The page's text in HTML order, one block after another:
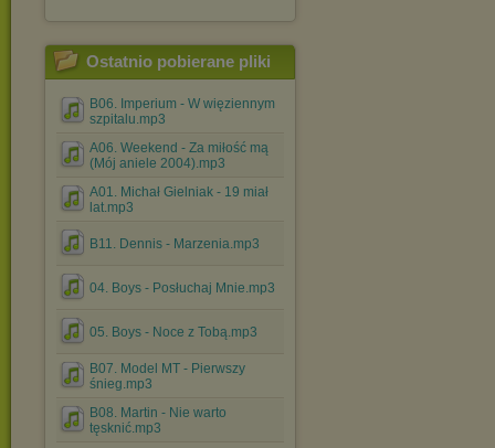
Ostatnio pobierane pliki
B06. Imperium - W więziennym
szpitalu.mp3
A06. Weekend - Za miłość mą
(Mój aniele 2004).mp3
A01. Michał Gielniak - 19 miał
lat.mp3
B11. Dennis - Marzenia.mp3
04. Boys - Posłuchaj Mnie.mp3
05. Boys - Noce z Tobą.mp3
B07. Model MT - Pierwszy
śnieg.mp3
B08. Martin - Nie warto
tęsknić.mp3